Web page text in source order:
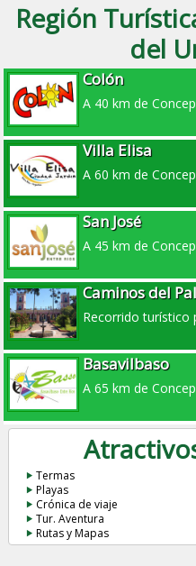
Región
del
Colón
A 40 km de
Villa Elisa
A 60 km de
San José
A 45 km de
Caminos del
Recorrido turístico
Basavilbaso
A 65 km de
Termas
Playas
Crónica de viaje
Tur. Aventura
Rutas y Mapas